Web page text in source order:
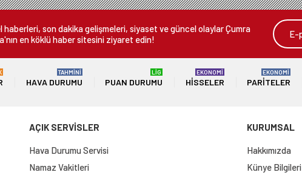
haberleri, son dakika gelişmeleri, siyaset ve güncel olaylar Çumra
en köklü haber sitesini ziyaret edin!
HAVA DURUMU
TAHMİNİ
PUAN DURUMU
LİG
HISSELER
EKONOMİ
PARITELER
EKONOMİ
AÇIK SERVİSLER
Hava Durumu Servisi
Namaz Vakitleri
KURUMSAL
Hakkımızda
Künye Bilgileri